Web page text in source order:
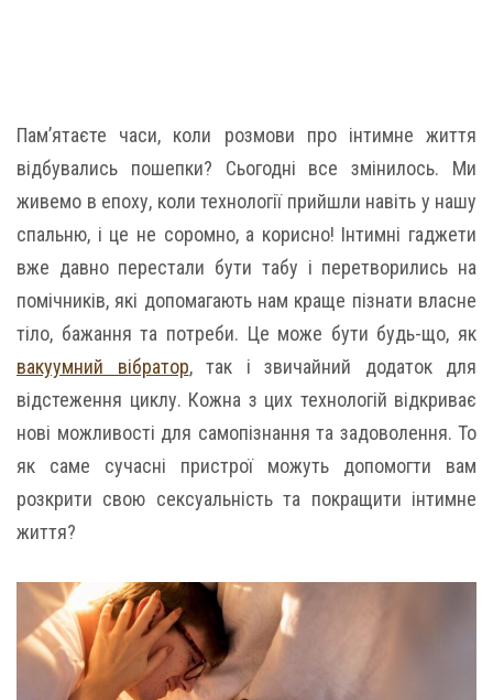
Пам’ятаєте часи, коли розмови про інтимне життя
відбувались пошепки? Сьогодні все змінилось. Ми
живемо в епоху, коли технології прийшли навіть у нашу
спальню, і це не соромно, а корисно! Інтимні гаджети
вже давно перестали бути табу і перетворились на
помічників, які допомагають нам краще пізнати власне
тіло, бажання та потреби. Це може бути будь-що, як
вакуумний вібратор, так і звичайний додаток для
відстеження циклу. Кожна з цих технологій відкриває
нові можливості для самопізнання та задоволення. То
як саме сучасні пристрої можуть допомогти вам
розкрити свою сексуальність та покращити інтимне
життя?